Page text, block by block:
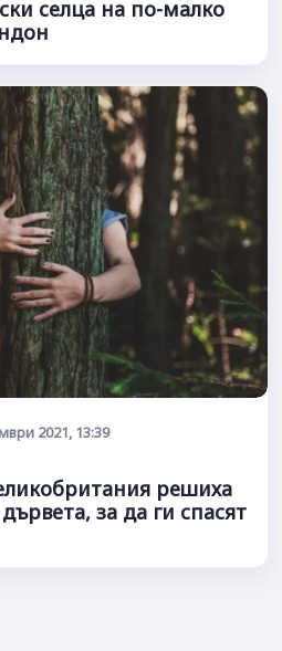
селца на по-малко
2021, 13:39
решиха
за да ги спасят